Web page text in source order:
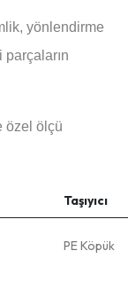
yönlendirme
özel ölçü
Taşıyıcı
PE Köpük